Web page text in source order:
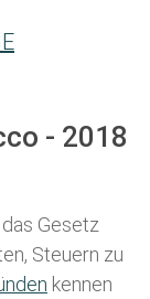
- 2018
Gesetz
Steuern zu
kennen